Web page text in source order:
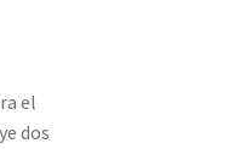
el
dos